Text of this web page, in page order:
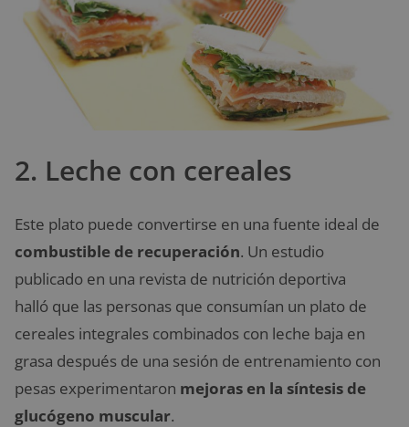
2. Leche con cereales
Este plato puede convertirse en una fuente ideal de
combustible de recuperación. Un estudio
publicado en una revista de nutrición deportiva
halló que las personas que consumían un plato de
cereales integrales combinados con leche baja en
grasa después de una sesión de entrenamiento con
pesas experimentaron mejoras en la síntesis de
glucógeno muscular.